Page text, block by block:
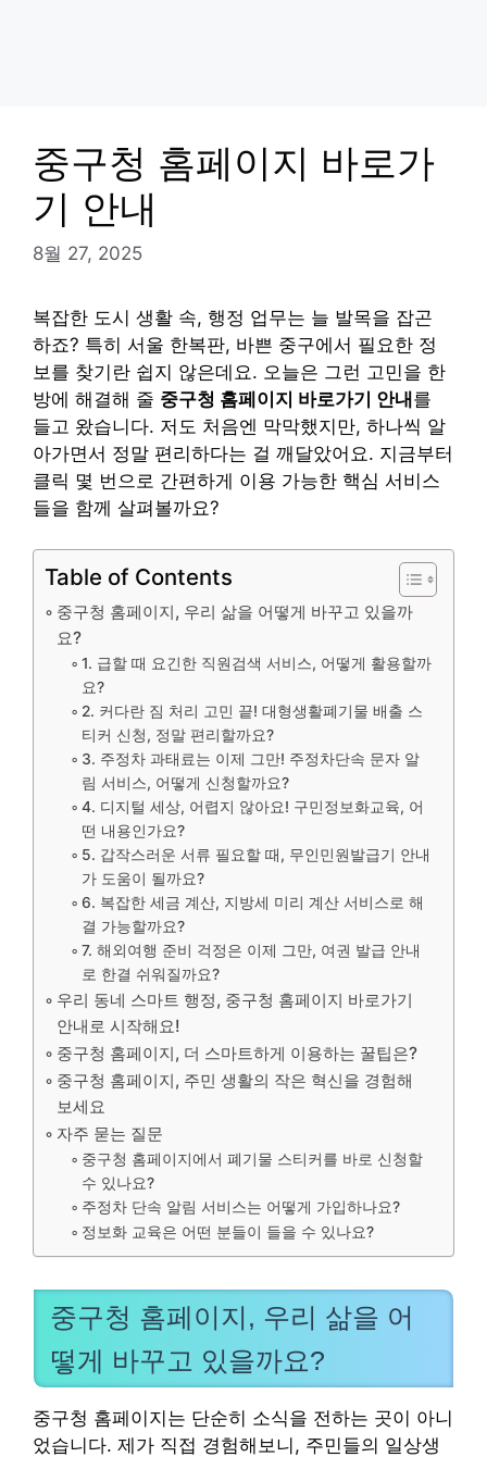
중구청 홈페이지 바로가
기 안내
8월 27, 2025
복잡한 도시 생활 속, 행정 업무는 늘 발목을 잡곤
하죠? 특히 서울 한복판, 바쁜 중구에서 필요한 정
보를 찾기란 쉽지 않은데요. 오늘은 그런 고민을 한
방에 해결해 줄 중구청 홈페이지 바로가기 안내를
들고 왔습니다. 저도 처음엔 막막했지만, 하나씩 알
아가면서 정말 편리하다는 걸 깨달았어요. 지금부터
클릭 몇 번으로 간편하게 이용 가능한 핵심 서비스
들을 함께 살펴볼까요?
Table of Contents
중구청 홈페이지, 우리 삶을 어떻게 바꾸고 있을까
요?
1. 급할 때 요긴한 직원검색 서비스, 어떻게 활용할까
요?
2. 커다란 짐 처리 고민 끝! 대형생활폐기물 배출 스
티커 신청, 정말 편리할까요?
3. 주정차 과태료는 이제 그만! 주정차단속 문자 알
림 서비스, 어떻게 신청할까요?
4. 디지털 세상, 어렵지 않아요! 구민정보화교육, 어
떤 내용인가요?
5. 갑작스러운 서류 필요할 때, 무인민원발급기 안내
가 도움이 될까요?
6. 복잡한 세금 계산, 지방세 미리 계산 서비스로 해
결 가능할까요?
7. 해외여행 준비 걱정은 이제 그만, 여권 발급 안내
로 한결 쉬워질까요?
우리 동네 스마트 행정, 중구청 홈페이지 바로가기
안내로 시작해요!
중구청 홈페이지, 더 스마트하게 이용하는 꿀팁은?
중구청 홈페이지, 주민 생활의 작은 혁신을 경험해
보세요
자주 묻는 질문
중구청 홈페이지에서 폐기물 스티커를 바로 신청할
수 있나요?
주정차 단속 알림 서비스는 어떻게 가입하나요?
정보화 교육은 어떤 분들이 들을 수 있나요?
중구청 홈페이지, 우리 삶을 어
떻게 바꾸고 있을까요?
중구청 홈페이지는 단순히 소식을 전하는 곳이 아니
었습니다. 제가 직접 경험해보니, 주민들의 일상생